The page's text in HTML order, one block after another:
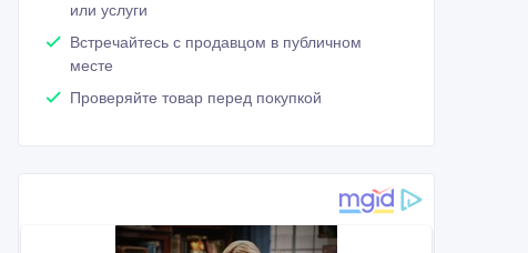
или услуги
Встречайтесь с продавцом в публичном
месте
Проверяйте товар перед покупкой